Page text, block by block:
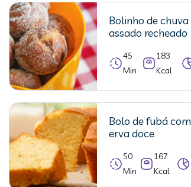
Bolinho de chuva
assado recheado
45
Min
183
Kcal
Bolo de fubá com
erva doce
50
Min
167
Kcal